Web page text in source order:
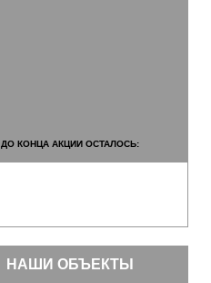
ДО КОНЦА АКЦИИ ОСТАЛОСЬ:
НАШИ ОБЪЕКТЫ